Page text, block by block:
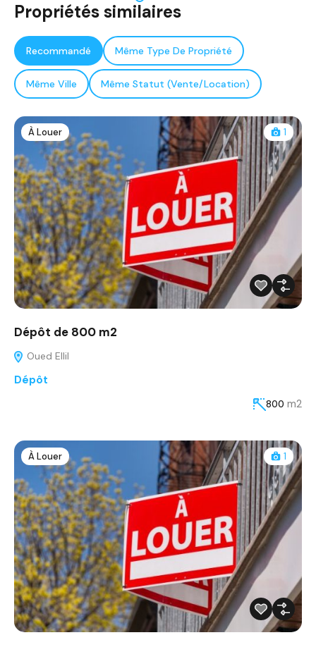
Propriétés similaires
Recommandé Même Type De Propriété
Même Ville Même Statut (Vente/Location)
À Louer 1
Dépôt de 800 m2
Oued Ellil
Dépôt
800 m2
À Louer 1